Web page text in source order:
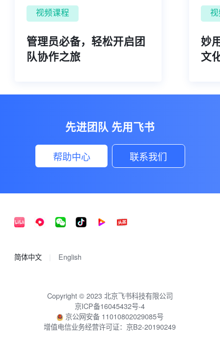
视频课程
管理员必备，轻松开启团
队协作之旅
妙
文
先进团队 先用飞书
帮助中心 联系我们
简体中文 English
Copyright © 2023 北京飞书科技有限公司
京ICP备16045432号-4
京公网安备 11010802029085号
增值电信业务经营许可证：京B2-20190249